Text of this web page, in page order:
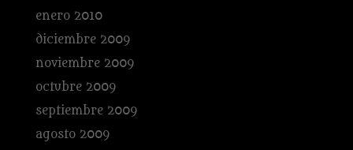
enero 2010
diciembre 2009
noviembre 2009
octubre 2009
septiembre 2009
agosto 2009